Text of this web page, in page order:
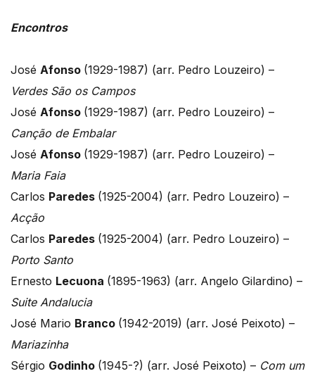
Encontros
José Afonso (1929-1987) (arr. Pedro Louzeiro) –
Verdes São os Campos
José Afonso (1929-1987) (arr. Pedro Louzeiro) –
Canção de Embalar
José Afonso (1929-1987) (arr. Pedro Louzeiro) –
Maria Faia
Carlos Paredes (1925-2004) (arr. Pedro Louzeiro) –
Acção
Carlos Paredes (1925-2004) (arr. Pedro Louzeiro) –
Porto Santo
Ernesto Lecuona (1895-1963) (arr. Angelo Gilardino) –
Suite Andalucia
José Mario Branco (1942-2019) (arr. José Peixoto) –
Mariazinha
Sérgio Godinho (1945-?) (arr. José Peixoto) – Com um